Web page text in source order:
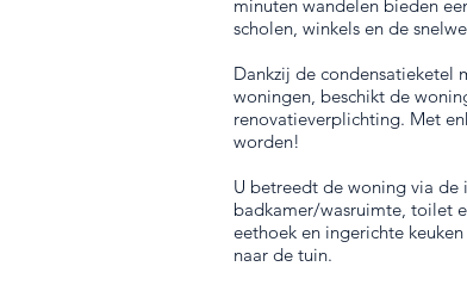
minuten wandelen bieden
scholen, winkels en de
Dankzij de condensatieketel
woningen, beschikt de
renovatieverplichting. Met
worden!
U betreedt de woning via
badkamer/wasruimte, toilet
eethoek en ingerichte
naar de tuin.